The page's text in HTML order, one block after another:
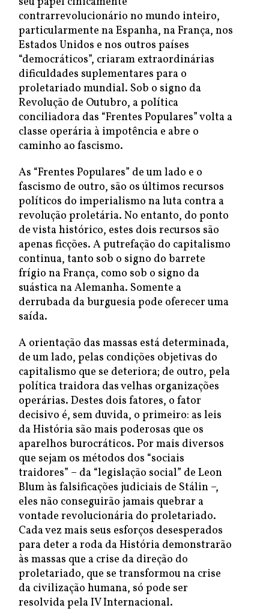
contrarrevolucionário no mundo inteiro,
particularmente na Espanha, na França, nos
Estados Unidos e nos outros países
“democráticos”, criaram extraordinárias
dificuldades suplementares para o
proletariado mundial. Sob o signo da
Revolução de Outubro, a política
conciliadora das “Frentes Populares” volta a
classe operária à impotência e abre o
caminho ao fascismo.
As “Frentes Populares” de um lado e o
fascismo de outro, são os últimos recursos
políticos do imperialismo na luta contra a
revolução proletária. No entanto, do ponto
de vista histórico, estes dois recursos são
apenas ficções. A putrefação do capitalismo
continua, tanto sob o signo do barrete
frígio na França, como sob o signo da
suástica na Alemanha. Somente a
derrubada da burguesia pode oferecer uma
saída.
A orientação das massas está determinada,
de um lado, pelas condições objetivas do
capitalismo que se deteriora; de outro, pela
política traidora das velhas organizações
operárias. Destes dois fatores, o fator
decisivo é, sem duvida, o primeiro: as leis
da História são mais poderosas que os
aparelhos burocráticos. Por mais diversos
que sejam os métodos dos “sociais
traidores” – da “legislação social” de Leon
Blum às falsificações judiciais de Stálin –,
eles não conseguirão jamais quebrar a
vontade revolucionária do proletariado.
Cada vez mais seus esforços desesperados
para deter a roda da História demonstrarão
às massas que a crise da direção do
proletariado, que se transformou na crise
da civilização humana, só pode ser
resolvida pela IV Internacional.